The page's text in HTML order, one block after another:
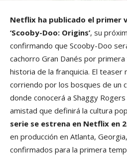
Netflix ha publicado el primer
‘Scooby-Doo: Origins’, su
confirmando que Scooby-Doo
cachorro Gran Danés por
historia de la franquicia. El teaser
corriendo por los bosques de un
donde conocerá a Shaggy
amistad que definirá la cultura
serie se estrena en Netflix en
en producción en Atlanta,
confirmados para la primera